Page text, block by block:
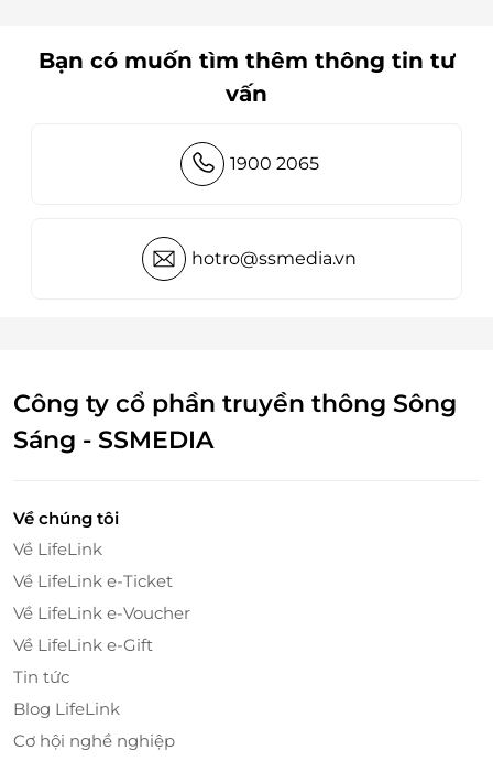
Bạn có muốn tìm thêm thông tin tư
vấn
1900 2065
hotro@ssmedia.vn
Công ty cổ phần truyền thông Sông
Sáng - SSMEDIA
Về chúng tôi
Về LifeLink
Về LifeLink e-Ticket
Về LifeLink e-Voucher
Về LifeLink e-Gift
Tin tức
Blog LifeLink
Cơ hội nghề nghiệp